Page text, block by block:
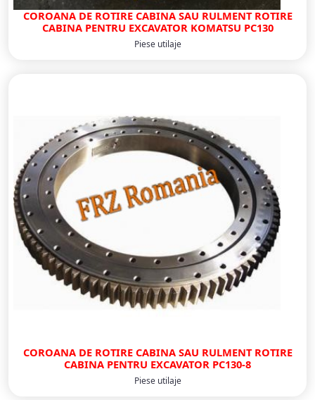
COROANA DE ROTIRE CABINA SAU RULMENT ROTIRE
CABINA PENTRU EXCAVATOR KOMATSU PC130
Piese utilaje
COROANA DE ROTIRE CABINA SAU RULMENT ROTIRE
CABINA PENTRU EXCAVATOR PC130-8
Piese utilaje